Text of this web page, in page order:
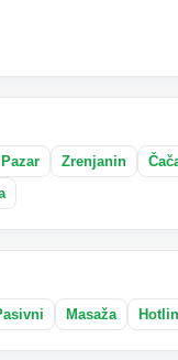
Zrenjanin
Masaža